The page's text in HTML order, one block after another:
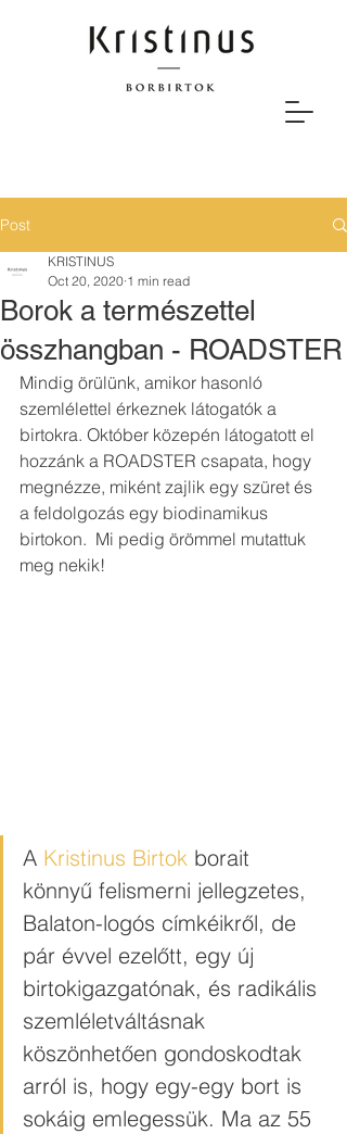
Post
Borok a természettel
összhangban - ROADSTER
KRISTINUS
Oct 20, 2020 1 min read
Mindig örülünk, amikor hasonló
szemlélettel érkeznek látogatók a
birtokra. Október közepén látogatott el
hozzánk a ROADSTER csapata, hogy
megnézze, miként zajlik egy szüret és
a feldolgozás egy biodinamikus
birtokon.  Mi pedig örömmel mutattuk
meg nekik!
A Kristinus Birtok borait
könnyű felismerni jellegzetes,
Balaton-logós címkéikről, de
pár évvel ezelőtt, egy új
birtokigazgatónak, és radikális
szemléletváltásnak
köszönhetően gondoskodtak
arról is, hogy egy-egy bort is
sokáig emlegessük. Ma az 55